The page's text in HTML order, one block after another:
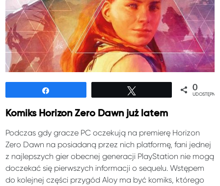
0
Komiks Horizon Zero Dawn już latem
Podczas gdy gracze PC oczekują na premierę Horizon
Zero Dawn na posiadaną przez nich platformę, fani jednej
z najlepszych gier obecnej generacji PlayStation nie mogą
doczekać się pierwszych informacji o sequelu. Wstępem
do kolejnej części przygód Aloy ma być komiks, którego